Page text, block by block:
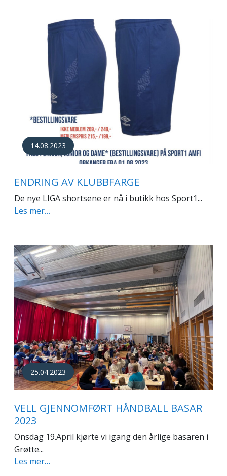
14.08.2023
ENDRING AV KLUBBFARGE
De nye LIGA shortsene er nå i butikk hos Sport1...
Les mer…
25.04.2023
VELL GJENNOMFØRT HÅNDBALL BASAR
2023
Onsdag 19.April kjørte vi igang den årlige basaren i
Grøtte...
Les mer…